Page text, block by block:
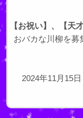
【お祝い】、【天
おバカな川柳を募
2024年11月15